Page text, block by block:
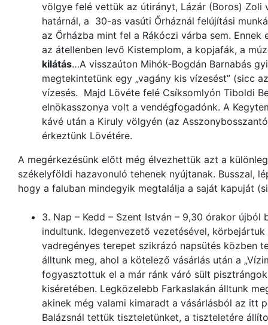
völgye felé vettük az útirányt, Lázár (Boros) Zoli
határnál, a 30-as vasúti Őrháznál felújítási
az Őrházba mint fel a Rákóczi várba sem.
az átellenben levő Kistemplom, a kopjafák, a
kilátás…A visszaúton Mihók-Bogdán Barnabás
megtekintetünk egy „vagány kis vízesést” (sicc
vízesés. Majd Lövéte felé Csíksomlyón Tiboldi
elnökasszonya volt a vendégfogadónk. A
kávé után a Kiruly völgyén (az
érkeztünk Lövétére.
A megérkezésünk előtt még élvezhettük azt a
székelyföldi hazavonuló tehenek nyújtanak. Busszal,
hogy a faluban mindegyik megtalálja a saját kapuját
3. Nap – Kedd – Szent István – 9,30 órakor újból
indultunk. Idegenvezető vezetésével,
vadregényes terepet szikrázó napsütés közben
álltunk meg, ahol a kötelező vásárlás után a
fogyasztottuk el a már ránk váró sült
kiséretében. Legközelebb Farkaslakán álltunk
akinek még valami kimaradt a vásárlásból az itt
Balázsnál tettük tiszteletünket, a tiszteletére